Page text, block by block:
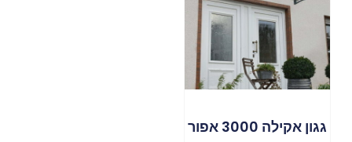
גגון אקילה 3000 אפור